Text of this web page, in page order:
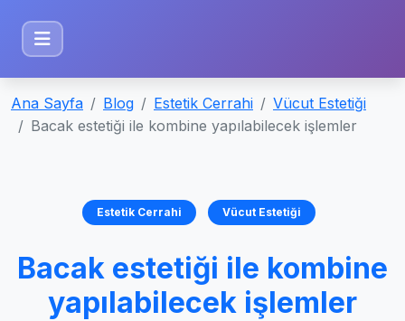
Ana Sayfa Blog Estetik Cerrahi
Vücut Estetiği
Bacak estetiği ile kombine yapılabilecek işlemler
Estetik Cerrahi Vücut Estetiği
Bacak estetiği ile kombine
yapılabilecek işlemler